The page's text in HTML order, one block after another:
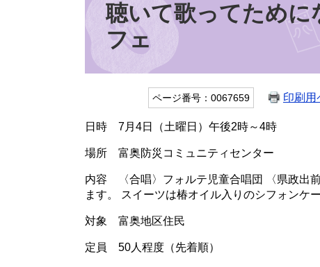
聴いて歌ってために
フェ
ページ番号：0067659 印刷用
日時 7月4日（土曜日）午後2時～4時
場所 富奥防災コミュニティセンター
内容 〈合唱〉フォルテ児童合唱団 〈県政出
ます。 スイーツは椿オイル入りのシフォンケー
対象 富奥地区住民
定員 50人程度（先着順）